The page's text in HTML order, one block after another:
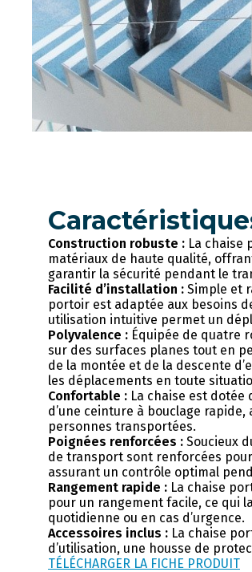
Construction robuste : La chaise
matériaux de haute qualité,
garantir la sécurité pendant le
Facilité d’installation : Simple et
portoir est adaptée aux besoins
utilisation intuitive permet un
Polyvalence : Équipée de quatre
sur des surfaces planes tout en
de la montée et de la descente
les déplacements en toute
Confortable : La chaise est dotée
d’une ceinture à bouclage
personnes transportées.
Poignées renforcées : Soucieux
de transport sont renforcées
assurant un contrôle optimal
Rangement rapide : La chaise
pour un rangement facile, ce qui
quotidienne ou en cas d’urgence.
Accessoires inclus : La chaise
d’utilisation, une housse de
TÉLÉCHARGER LA FICHE PRODUIT